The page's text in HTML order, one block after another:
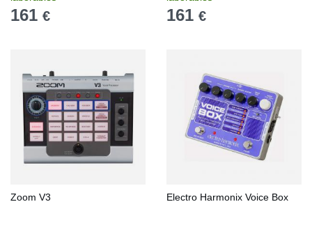
161 € 161 €
Zoom V3 Electro Harmonix Voice Box